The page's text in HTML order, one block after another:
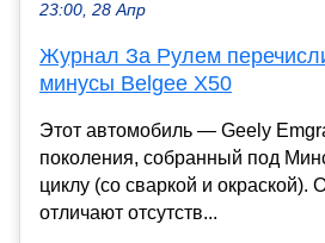
23:00, 28 Апр
Журнал За Рулем
минусы Belgee X50
Этот автомобиль — Geely
поколения, собранный под
циклу (со сваркой и окраской).
отличают отсутств...